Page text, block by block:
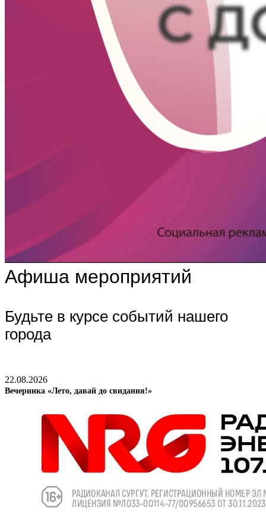
Афиша мероприятий
Будьте в курсе событий нашего
города
22.08.2026
Вечеринка «Лето, давай до свидания!»